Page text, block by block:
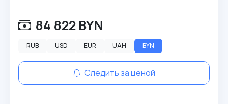
84 822 BYN
RUB USD EUR UAH BYN
Следить за ценой